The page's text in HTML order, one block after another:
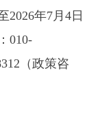
2026年7月4日
010-
（政策咨